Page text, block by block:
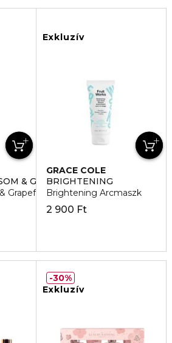
& GRAPEFRUIT
Grapefruit Testradír
Exkluzív
GRACE COLE
BRIGHTENING
Brightening Arcmaszk
2 900 Ft
Exkluzív
30%